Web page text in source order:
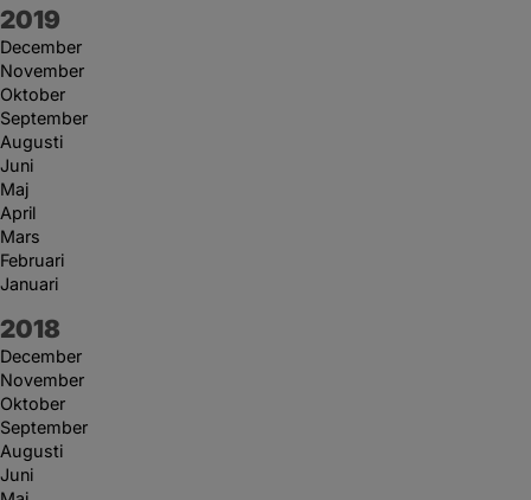
År:
2019
December
November
Oktober
September
Augusti
Juni
Maj
April
Mars
Februari
Januari
År:
2018
December
November
Oktober
September
Augusti
Juni